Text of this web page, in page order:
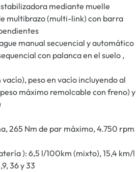
mediante muelle
multibrazo (multi-link) con barra
manual secuencial y automático
con palanca en el suelo ,
peso en vacío incluyendo al
máximo remolcable con freno) y
265 Nm de par máximo, 4.750 rpm
): 6,5 l/100km (mixto), 15,4 km/l
36 y 33